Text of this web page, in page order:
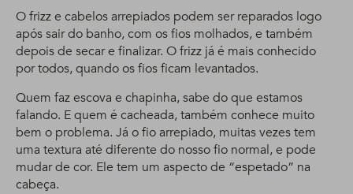
O frizz e cabelos arrepiados podem ser reparados logo
após sair do banho, com os fios molhados, e também
depois de secar e finalizar. O frizz já é mais conhecido
por todos, quando os fios ficam levantados.
Quem faz escova e chapinha, sabe do que estamos
falando. E quem é cacheada, também conhece muito
bem o problema. Já o fio arrepiado, muitas vezes tem
uma textura até diferente do nosso fio normal, e pode
mudar de cor. Ele tem um aspecto de “espetado” na
cabeça.